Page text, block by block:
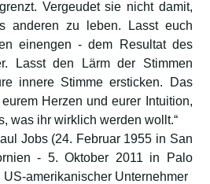
Vergeudet sie nicht damit,
anderen zu leben. Lasst euch
einengen - dem Resultat des
Lasst den Lärm der Stimmen
innere Stimme ersticken. Das
Herzen und eurer Intuition,
was ihr wirklich werden wollt.“
Jobs (24. Februar 1955 in San
- 5. Oktober 2011 in Palo
amerikanischer Unternehmer